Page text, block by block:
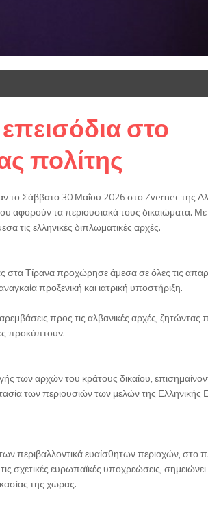
στο
πολίτης
το Σάββατο 30 Μαΐου 2026 στο Zvërnec της
αφορούν τα περιουσιακά τους δικαιώματα.
τις ελληνικές διπλωματικές αρχές.
Τίρανα προχώρησε άμεσα σε όλες τις
προξενική και ιατρική υποστήριξη.
προς τις αλβανικές αρχές, ζητώντας
προκύπτουν.
των αρχών του κράτους δικαίου,
των περιουσιών των μελών της Ελληνικής
περιβαλλοντικά ευαίσθητων περιοχών, στο
σχετικές ευρωπαϊκές υποχρεώσεις, σημειώνει
της χώρας.